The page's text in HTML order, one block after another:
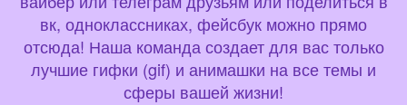
вк, одноклассниках, фейсбук можно прямо
отсюда! Наша команда создает для вас только
лучшие гифки (gif) и анимашки на все темы и
сферы вашей жизни!